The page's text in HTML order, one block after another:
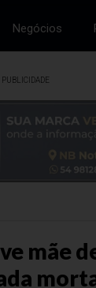
Negócios
PUBLICIDADE
mãe